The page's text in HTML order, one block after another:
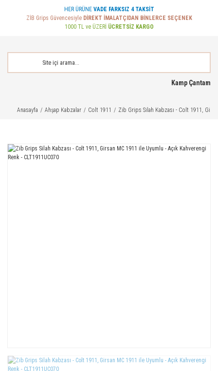
HER ÜRÜNE VADE FARKSIZ 4 TAKSİT
ZİB Grips Güvencesiyle DİREKT İMALATÇIDAN BİNLERCE SEÇENEK
1000 TL ve ÜZERİ ÜCRETSİZ KARGO
Kamp Çantam
Anasayfa Ahşap Kabzalar Colt 1911 Zib Grips Silah Kabzası - Colt 1911,